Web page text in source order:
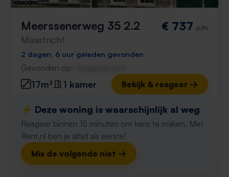
Meerssenerweg 35 2.2
Maastricht
€ 737 p/m
2 dagen, 6 uur geleden gevonden
Gevonden op:
17m² 1 kamer Bekijk & reageer →
⚡️ Deze woning is waarschijnlijk al weg
Reageer binnen 15 minuten om kans te maken. Met
Rent.nl ben je altijd als eerste!
Mis de volgende niet →